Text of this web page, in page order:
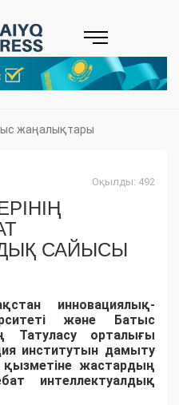
жаңалықтары
Оқылды: 492
САЙЫСЫ
инновациялық-
және Батыс
Татуласу орталығы
институтын дамыту
жастардың
интеллектуалдық